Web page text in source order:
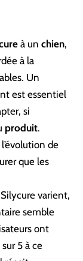
à un chien,
à la
Un
est essentiel
si
produit.
de
que les
varient,
semble
ont
5 à ce